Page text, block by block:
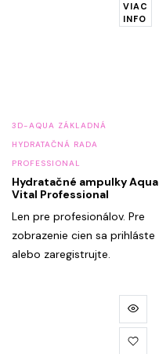
VIAC
INFO
3D-AQUA ZÁKLADNÁ
HYDRATAČNÁ RADA
PROFESSIONAL
Hydratačné ampulky Aqua
Vital Professional
Len pre profesionálov. Pre
zobrazenie cien sa prihláste
alebo zaregistrujte.